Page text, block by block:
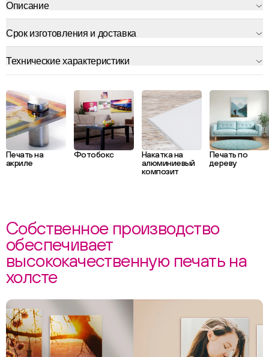
Описание
Срок изготовления и доставка
Технические характеристики
Печать на
акриле
Фотобокс
Накатка на
алюминиевый
композит
Печать по
дереву
Собственное производство
обеспечивает
высококачественную печать на
холсте